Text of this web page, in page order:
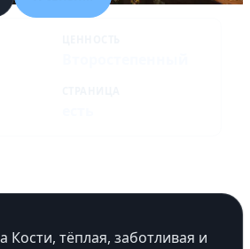
Кости, тёплая, заботливая и